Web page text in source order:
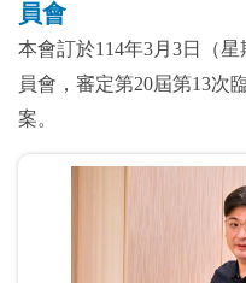
員會
本會訂於114年3月3日（
員會，審定第20屆第13次
案。